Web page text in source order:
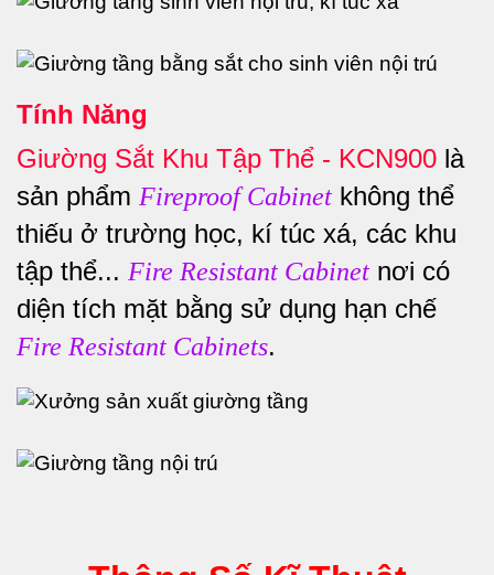
Tính Năng
Giường Sắt Khu Tập Thể - KCN900 là
sản phẩm Fireproof Cabinet không thể
thiếu ở trường học, kí túc xá, các khu
tập thể... Fire Resistant Cabinet nơi có
diện tích mặt bằng sử dụng hạn chế
Fire Resistant Cabinets.